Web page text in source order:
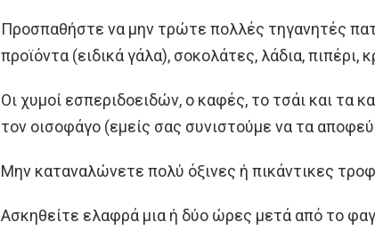
Προσπαθήστε να μην τρώτε πολλές τηγανητές
προϊόντα (ειδικά γάλα), σοκολάτες, λάδια, πιπέρι,
Οι χυμοί εσπεριδοειδών, ο καφές, το τσάι και τα
τον οισοφάγο (εμείς σας συνιστούμε να τα
Μην καταναλώνετε πολύ όξινες ή πικάντικες
Ασκηθείτε ελαφρά μια ή δύο ώρες μετά από το